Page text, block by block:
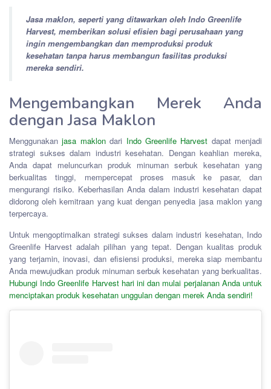
Jasa maklon, seperti yang ditawarkan oleh Indo Greenlife
Harvest, memberikan solusi efisien bagi perusahaan yang
ingin mengembangkan dan memproduksi produk
kesehatan tanpa harus membangun fasilitas produksi
mereka sendiri.
Mengembangkan Merek Anda
dengan Jasa Maklon
Menggunakanjasa maklondari Indo Greenlife Harvest dapat menjadi
strategi sukses dalam industri kesehatan. Dengan keahlian mereka,
Anda dapat meluncurkan produk minuman serbuk kesehatan yang
berkualitas tinggi, mempercepat proses masuk ke pasar, dan
mengurangi risiko. Keberhasilan Anda dalam industri kesehatan dapat
didorong oleh kemitraan yang kuat dengan penyedia jasa maklon yang
terpercaya.
Untuk mengoptimalkan strategi sukses dalam industri kesehatan, Indo
Greenlife Harvest adalah pilihan yang tepat. Dengan kualitas produk
yang terjamin, inovasi, dan efisiensi produksi, mereka siap membantu
Anda mewujudkan produk minuman serbuk kesehatan yang berkualitas.
Hubungi Indo Greenlife Harvest hari ini dan mulai perjalanan Anda untuk
menciptakan produk kesehatan unggulan dengan merek Anda sendiri!